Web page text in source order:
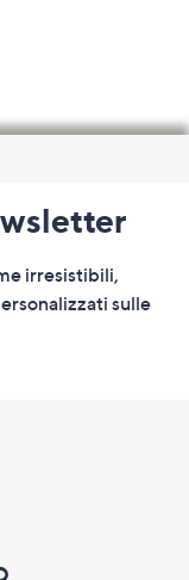
irresistibili,
sulle